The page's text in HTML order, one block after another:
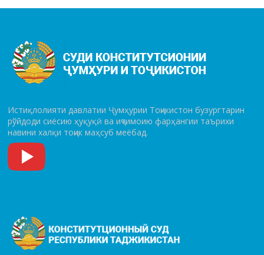
Истиқлолияти давлатии Ҷумҳурии Тоҷикистон бузургтарин
рўй­до­ди сиёсию ҳуқуқӣ ва иҷтимоию фарҳангии таърихи
навини халқи тоҷик маҳсуб меёбад.